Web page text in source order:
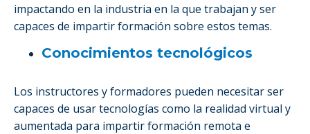
impactando en la industria en la que trabajan y ser
capaces de impartir formación sobre estos temas.
Conocimientos tecnológicos
Los instructores y formadores pueden necesitar ser
capaces de usar tecnologías como la realidad virtual y
aumentada para impartir formación remota e